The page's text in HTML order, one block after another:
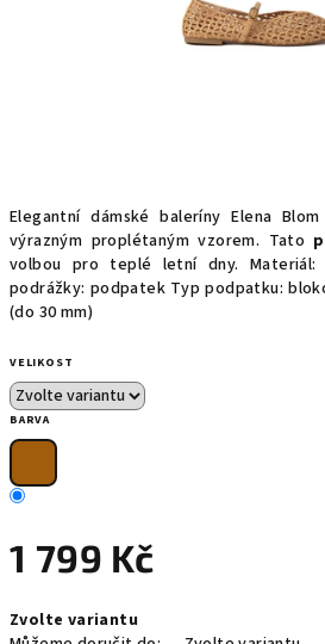
Elegantní dámské baleríny Elena
výrazným proplétaným vzorem. Tato
volbou pro teplé letní dny.
podrážky: podpatek Typ podpatku:
(do 30 mm)
VELIKOST
BARVA
1 799 Kč
cena:
Zvolte variantu